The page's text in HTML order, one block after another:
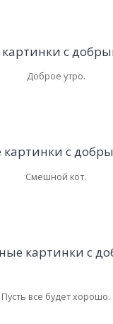
Доброе утро.
Смешной кот.
Пусть все будет хорошо.